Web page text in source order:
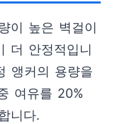
이 높은 벽걸이
더 안정적입니
앵커의 용량을
여유를 20%
니다.